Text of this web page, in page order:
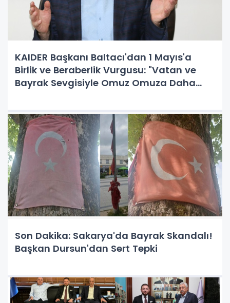
KAIDER Başkanı Baltacı'dan 1 Mayıs'a
Birlik ve Beraberlik Vurgusu: "Vatan ve
Bayrak Sevgisiyle Omuz Omuza Daha
Son Dakika: Sakarya'da Bayrak Skandalı!
Başkan Dursun'dan Sert Tepki